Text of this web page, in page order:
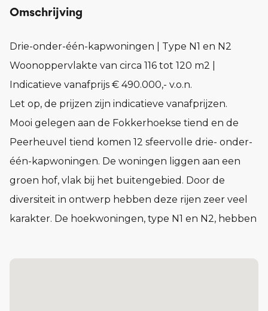
Omschrijving
Drie-onder-één-kapwoningen | Type N1 en N2
Woonoppervlakte van circa 116 tot 120 m2 |
Indicatieve vanafprijs € 490.000,- v.o.n.
Let op, de prijzen zijn indicatieve vanafprijzen.
Mooi gelegen aan de Fokkerhoekse tiend en de
Peerheuvel tiend komen 12 sfeervolle drie- onder-
één-kapwoningen. De woningen liggen aan een
groen hof, vlak bij het buitengebied. Door de
diversiteit in ontwerp hebben deze rijen zeer veel
karakter. De hoekwoningen, type N1 en N2, hebben
buitenberging. De woonoppervlakte van type N1